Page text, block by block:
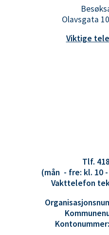
Olavsgata
Viktige
Tlf.
(mån - fre: kl. 10
Vakttelefon